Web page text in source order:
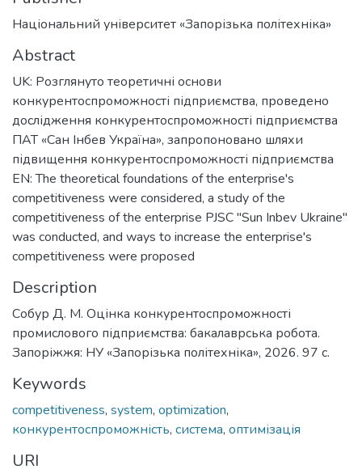
Національний університет «Запорізька політехніка»
Abstract
UK: Розглянуто теоретичні основи
конкурентоспроможності підприємства, проведено
дослідження конкурентоспроможності підприємства
ПАТ «Сан Інбев Україна», запропоновано шляхи
підвищення конкурентоспроможності підприємства
EN: The theoretical foundations of the enterprise's
competitiveness were considered, a study of the
competitiveness of the enterprise PJSC "Sun Inbev Ukraine"
was conducted, and ways to increase the enterprise's
competitiveness were proposed
Description
Собур Д. М. Оцінка конкурентоспроможності
промислового підприємства: бакалаврська робота.
Запоріжжя: НУ «Запорізька політехніка», 2026. 97 c.
Keywords
competitiveness, system, optimization,
конкурентоспроможність, система, оптимізація
URI